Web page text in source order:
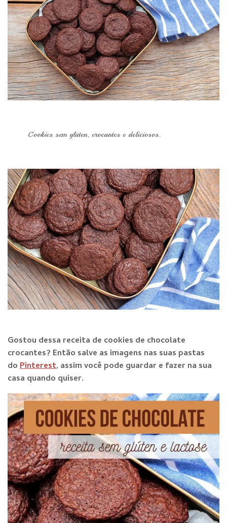
Cookies sem glúten, crocantes e deliciosos.
Gostou dessa receita de cookies de chocolate
crocantes? Então salve as imagens nas suas pastas
doPinterest, assim você pode guardar e fazer na sua
casa quando quiser.